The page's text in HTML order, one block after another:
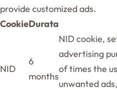
provide customized ads.
CookieDurata
NID
6
months
NID cookie,
advertising
of times the
unwanted